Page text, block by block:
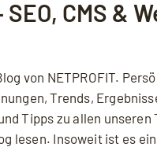
SEO, CMS &
von NETPROFIT.
Trends,
Tipps zu allen unseren
lesen. Insoweit ist es ein